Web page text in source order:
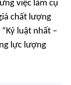
việc làm cụ
chất lượng
luật nhất –
lực lượng